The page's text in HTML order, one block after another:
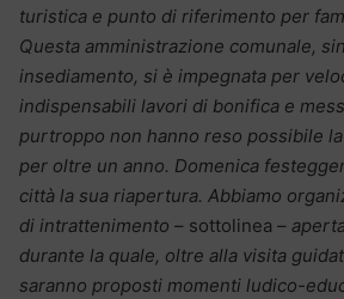
turistica e punto di riferimento per
Questa amministrazione comunale,
insediamento, si è impegnata per
indispensabili lavori di bonifica e
purtroppo non hanno reso possibile
per oltre un anno. Domenica
città la sua riapertura. Abbiamo
di intrattenimento – sottolinea –
durante la quale, oltre alla visita
saranno proposti momenti ludico-